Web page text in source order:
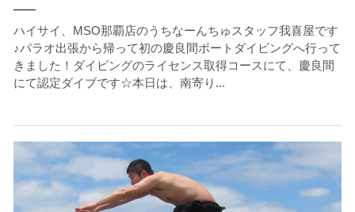
ハイサイ、MSO那覇店のうちなーんちゅスタッフ我喜屋です
♪パラオ出張から帰って初の慶良間ボートダイビングへ行って
きました！ダイビングのライセンス取得コースにて、慶良間
にて認定ダイブです☆本日は、南寄り...